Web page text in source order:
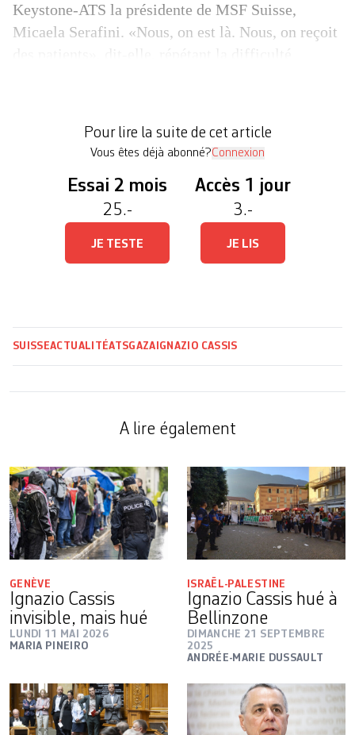
Keystone-ATS la présidente de MSF Suisse,
Micaela Serafini. «Nous, on est là. Nous, on reçoit
collaborateurs dans le […]
Pour lire la suite de cet article
Vous êtes déjà abonné?Connexion
Essai 2 mois
25.-
JE TESTE
Accès 1 jour
3.-
JE LIS
SUISSEACTUALITÉATSGAZA IGNAZIO CASSIS
A lire également
GENÈVE
Ignazio Cassis
invisible, mais hué
LUNDI 11 MAI 2026
MARIA PINEIRO
ISRAËL-PALESTINE
Ignazio Cassis hué à
Bellinzone
DIMANCHE 21 SEPTEMBRE
2025
ANDRÉE-MARIE DUSSAULT